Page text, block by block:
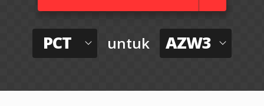
PCT untuk AZW3